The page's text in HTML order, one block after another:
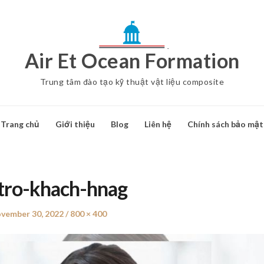
Air Et Ocean Formation
Trung tâm đào tạo kỹ thuật vật liệu composite
Trang chủ Giới thiệu Blog Liên hệ Chính sách bảo mật
khach-hnag
30, 2022
Full
800 × 400